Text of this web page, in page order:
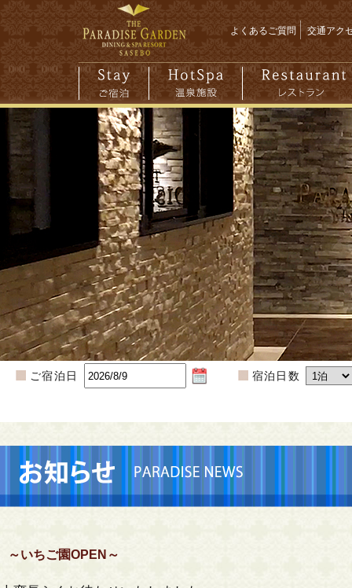
よくあるご質問 交通アク
ご宿泊日 宿泊日数
～いちご園OPEN～